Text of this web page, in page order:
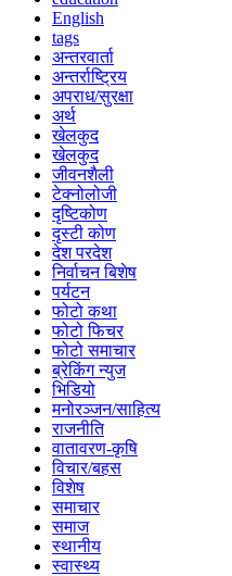
English
tags
अन्तरवार्ता
अन्तर्राष्ट्रिय
अपराध/सुरक्षा
अर्थ
खेलकुद
खेलकुद
जीवनशैली
टेक्नोलोजी
दृष्टिकोण
दृस्टी कोण
देश परदेश
निर्वाचन बिशेष
पर्यटन
फोटो कथा
फोटो फिचर
फोटो समाचार
ब्रेकिंग न्युज
भिडियो
मनोरञ्जन/साहित्य
राजनीति
वातावरण-कृषि
विचार/बहस
विशेष
समाचार
समाज
स्थानीय
स्वास्थ्य